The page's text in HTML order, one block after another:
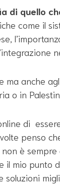
di quello
come il
ma anche
o in
di
penso
non è
il mio punto